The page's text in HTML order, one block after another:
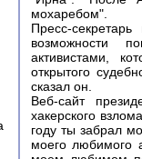
мохаребом".
Пресс-
возможности
активистами,
открытого
сказал он.
Веб-сайт
хакерского
году ты забрал
моего любимого